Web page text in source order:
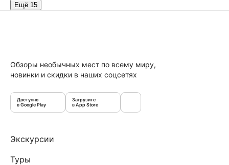
Ещё 15
Обзоры необычных мест по всему миру,
новинки и скидки в наших соцсетях
Доступно
в Google Play
Загрузите
в App Store
Экскурсии
Туры